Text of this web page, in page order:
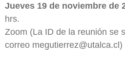
Jueves 19 de noviembre de
hrs.
Zoom (La ID de la reunión se
correo megutierrez@utalca.cl)